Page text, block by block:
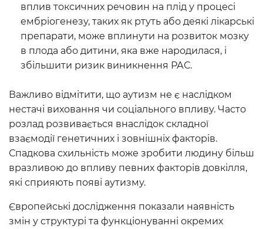
вплив токсичних речовин на плід у процесі
ембріогенезу, таких як ртуть або деякі лікарські
препарати, може вплинути на розвиток мозку
в плода або дитини, яка вже народилася, і
збільшити ризик виникнення РАС.
Важливо відмітити, що аутизм не є наслідком
нестачі виховання чи соціального впливу. Часто
розлад розвивається внаслідок складної
взаємодії генетичних і зовнішніх факторів.
Спадкова схильність може зробити людину більш
вразливою до впливу певних факторів довкілля,
які сприяють появі аутизму.
Європейські дослідження показали наявність
змін у структурі та функціонуванні окремих